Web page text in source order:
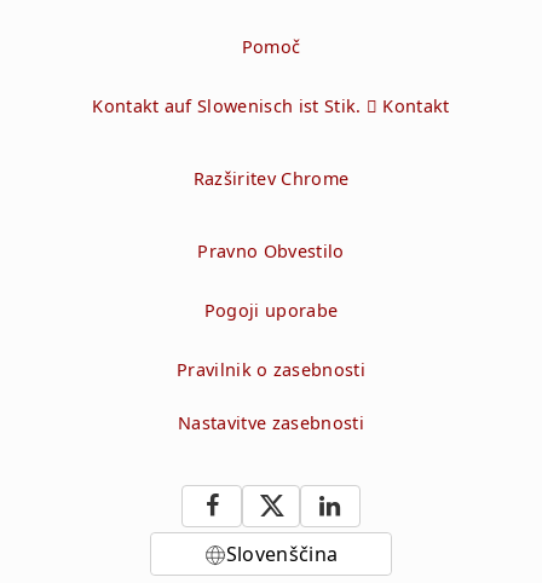
Pomoč
Kontakt auf Slowenisch ist Stik.  Kontakt
Razširitev Chrome
Pravno Obvestilo
Pogoji uporabe
Pravilnik o zasebnosti
Nastavitve zasebnosti
Slovenščina